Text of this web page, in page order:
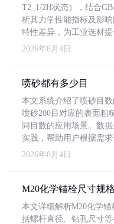
T2_1/2H状态），结合
析其力学性能指标及影
特性差异，为工业选材提
2026年8月4日
喷砂都有多少目
本文系统介绍了喷砂目
喷砂200目对应的表面粗
同目数的应用场景。数
实践，帮助用户根据需求
2026年8月4日
M20化学锚栓尺寸规
本文详细解析M20化学
括螺杆直径、钻孔尺寸